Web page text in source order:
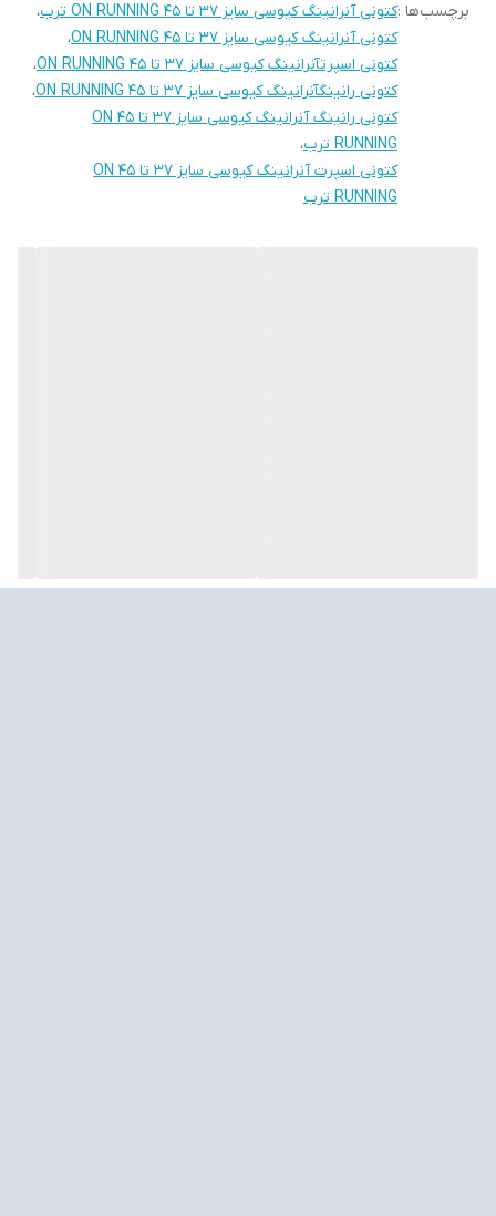
برچسب‌ها :کتونی آنرانینگ کیوسی سایز 37 تا 45 ON RUNNING ترب
،
کتونی آنرانینگ کیوسی سایز 37 تا 45 ON RUNNING
،
کتونی اسپرتآنرانینگ کیوسی سایز 37 تا 45 ON RUNNING
،
کتونی رانینگآنرانینگ کیوسی سایز 37 تا 45 ON RUNNING
،
کتونی رانینگ آنرانینگ کیوسی سایز 37 تا 45 ON
RUNNING ترب
،
کتونی اسپرت آنرانینگ کیوسی سایز 37 تا 45 ON
RUNNING ترب